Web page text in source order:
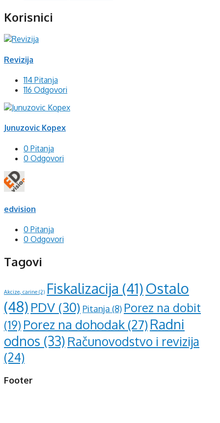
Korisnici
Revizija
114 Pitanja
116 Odgovori
Junuzovic Kopex
0 Pitanja
0 Odgovori
edvision
0 Pitanja
0 Odgovori
Tagovi
Akcize, carine (2) Fiskalizacija (41)Ostalo
(48) PDV (30) Pitanja (8) Porez na dobit
(19) Porez na dohodak (27)Radni
odnos (33) Računovodstvo i revizija
(24)
Footer